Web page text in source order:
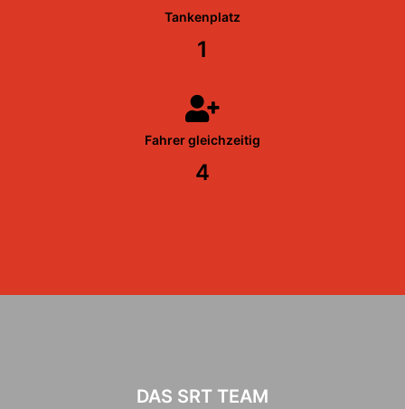
Tankenplatz
1
Fahrer gleichzeitig
4
DAS SRT TEAM